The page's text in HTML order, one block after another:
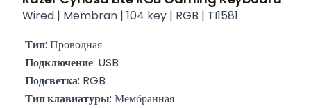
Wired | Membran | 104 key | RGB | TI1581
Тип: Проводная
Подключение: USB
Подсветка: RGB
Тип клавиатуры: Мембранная